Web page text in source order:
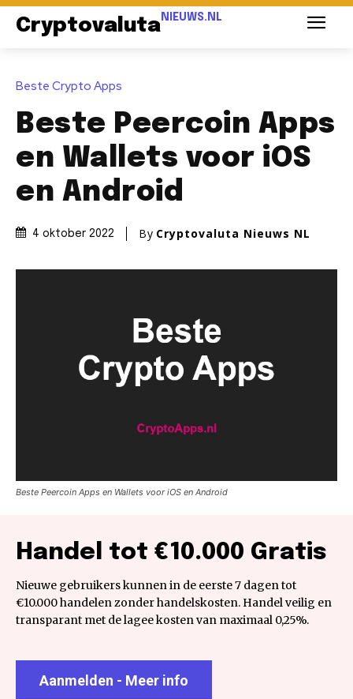
Cryptovaluta NIEUWS.NL
Beste Crypto Apps
Beste Peercoin Apps
en Wallets voor iOS
en Android
4 oktober 2022 By Cryptovaluta Nieuws NL
Beste Peercoin Apps en Wallets voor iOS en Android
Handel tot €10.000 Gratis
Nieuwe gebruikers kunnen in de eerste 7 dagen tot
€10.000 handelen zonder handelskosten. Handel veilig en
transparant met de lagee kosten van maximaal 0,25%.
Aanmelden - Meer info